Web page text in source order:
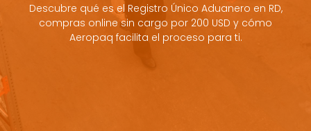
Descubre qué es el Registro Único Aduanero en RD,
compras online sin cargo por 200 USD y cómo
Aeropaq facilita el proceso para ti.